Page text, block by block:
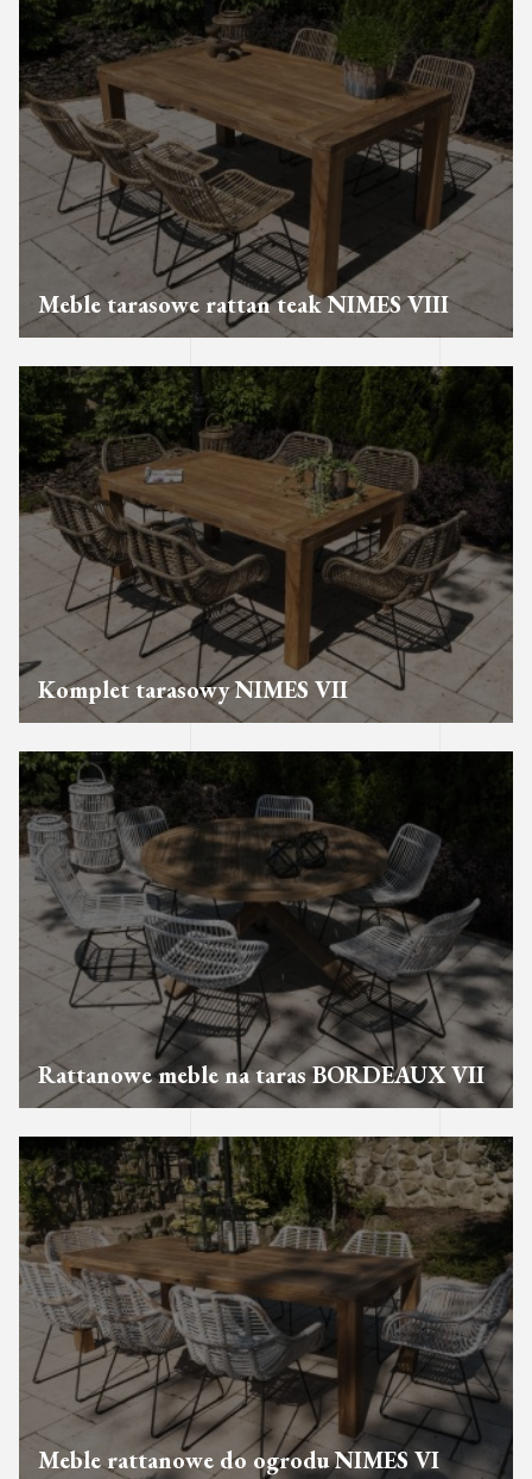
Meble tarasowe rattan teak NIMES VIII
Komplet tarasowy NIMES VII
Rattanowe meble na taras BORDEAUX VII
Meble rattanowe do ogrodu NIMES VI